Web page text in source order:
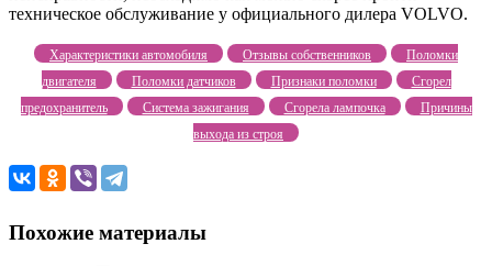
техническое обслуживание у официального дилера VOLVO.
Характеристики автомобиля Отзывы собственников
Поломки
двигателя
Поломки датчиков Признаки поломки
Сгорел
предохранитель
Система зажигания Сгорела лампочка
Причины
выхода из строя
Похожие материалы